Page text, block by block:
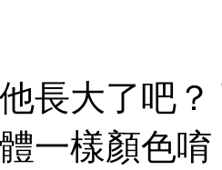
長大了吧
一樣顏色